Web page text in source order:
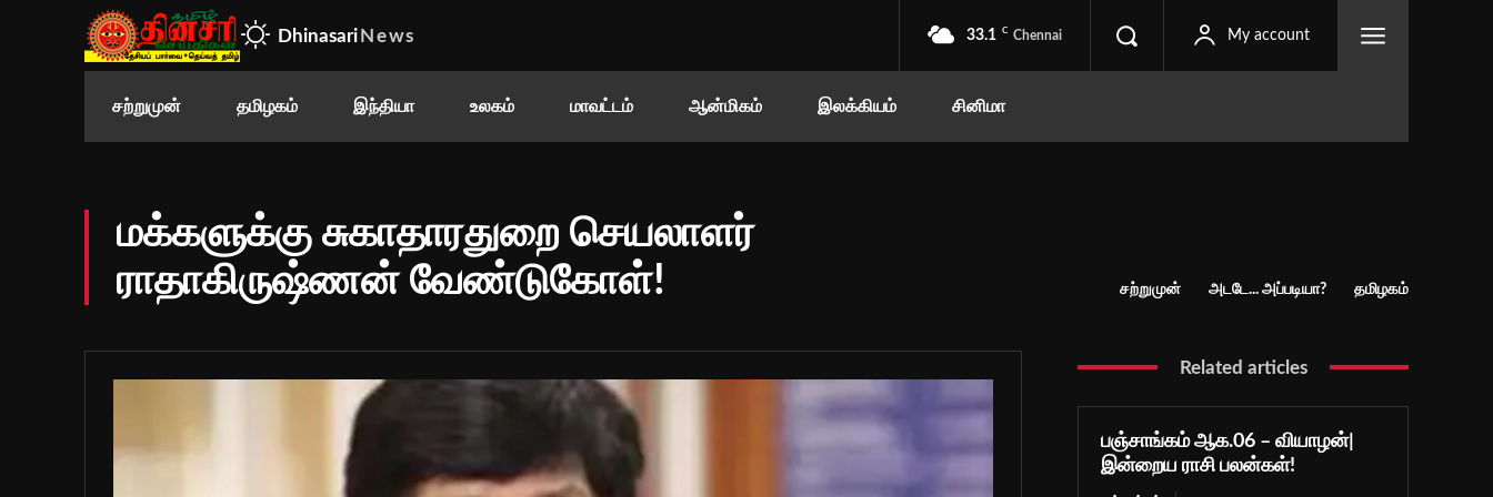
Dhinasari News 33.1 C Chennai My account
சற்றுமுன் தமிழகம் இந்தியா உலகம் மாவட்டம் ஆன்மிகம் இலக்கியம் சினிமா
மக்களுக்கு சுகாதாரதுறை செயலாளர்
ராதாகிருஷ்ணன் வேண்டுகோள்!
சற்றுமுன் அடடே... அப்படியா? தமிழகம்
Related articles
பஞ்சாங்கம் ஆக.06 – வியாழன்|
இன்றைய ராசி பலன்கள்!